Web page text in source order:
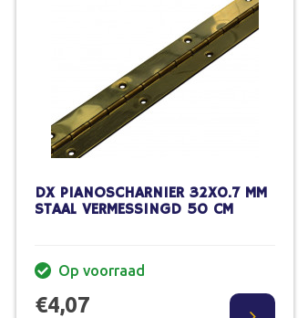
DX PIANOSCHARNIER 32X0.7 MM
STAAL VERMESSINGD 50 CM
Op voorraad
€4,07